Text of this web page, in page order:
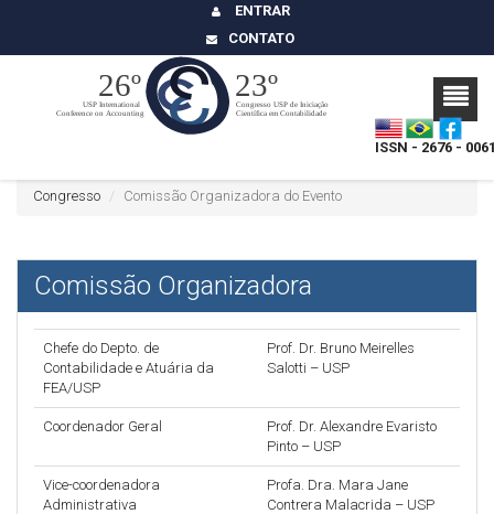
ENTRAR
CONTATO
ISSN - 2676 -
Congresso Comissão Organizadora do Evento
Comissão Organizadora
Chefe do Depto. de
Contabilidade e Atuária da
FEA/USP
Prof. Dr. Bruno Meirelles
Salotti – USP
Coordenador Geral
Prof. Dr. Alexandre Evaristo
Pinto – USP
Vice-coordenadora
Administrativa
Profa. Dra. Mara Jane
Contrera Malacrida – USP